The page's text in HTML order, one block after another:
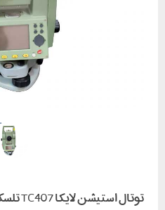
توتال استیشن لایکا TC407 تلسکوپ بزرگ